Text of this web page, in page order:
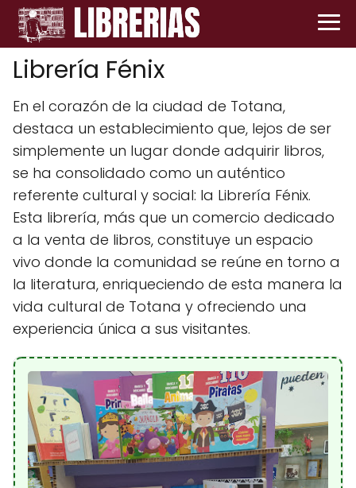
Librería Fénix
En el corazón de la ciudad de Totana,
destaca un establecimiento que, lejos de ser
simplemente un lugar donde adquirir libros,
se ha consolidado como un auténtico
referente cultural y social: la Librería Fénix.
Esta librería, más que un comercio dedicado
a la venta de libros, constituye un espacio
vivo donde la comunidad se reúne en torno a
la literatura, enriqueciendo de esta manera la
vida cultural de Totana y ofreciendo una
experiencia única a sus visitantes.